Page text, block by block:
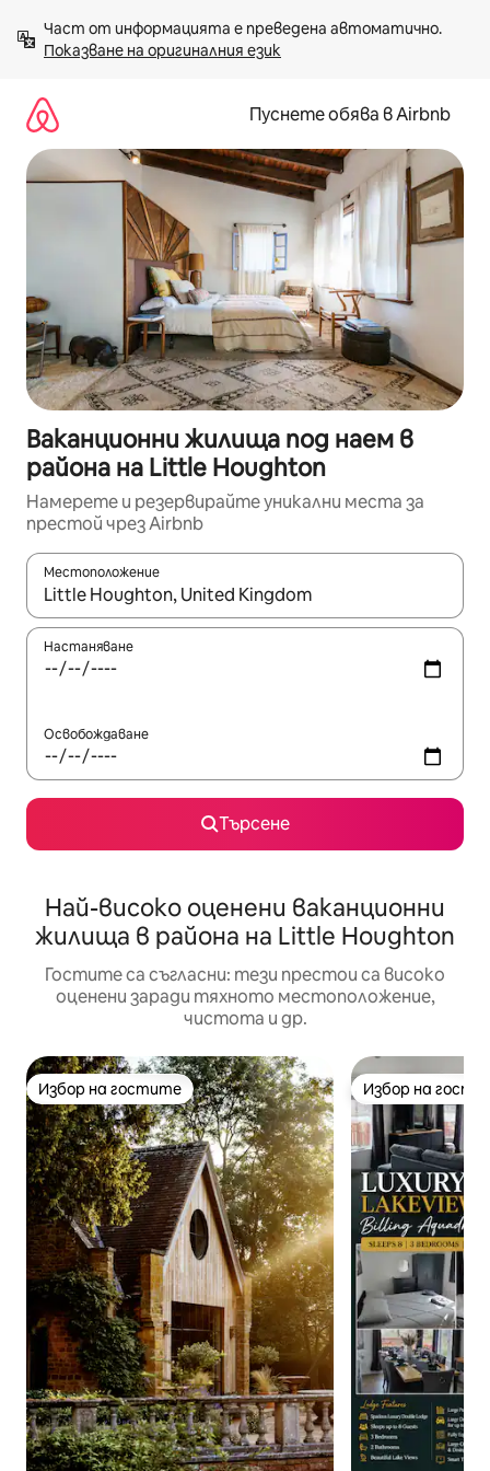
към
съдържанието
Показване на оригиналния език
Пуснете обява в Airbnb
Ваканционни жилища под наем в
района на Little Houghton
Намерете и резервирайте уникални места за
престой чрез Airbnb
Местоположение
Когато резултатите се покажат, използвайте
Настаняване
Освобождаване
Търсене
Най-високо оценени ваканционни
жилища в района на Little Houghton
Гостите са съгласни: тези престои са високо
оценени заради тяхното местоположение,
чистота и др.
Избор на гостите
Избор на гостите Избор на
Избор на